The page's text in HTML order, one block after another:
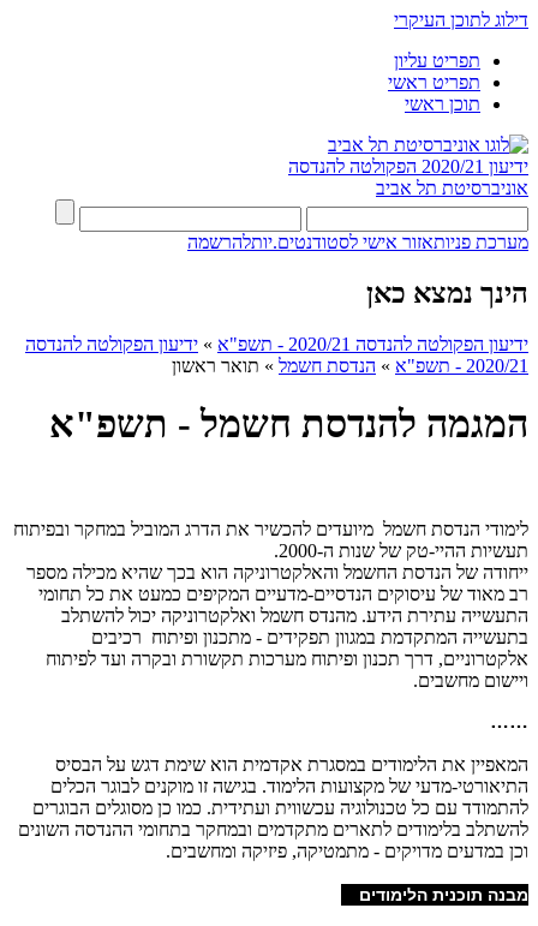
דילוג לתוכן העיקרי
תפריט עליון
תפריט ראשי
תוכן ראשי
ידיעון 2020/21
הפקולטה להנדסה
אוניברסיטת תל אביב
מערכת פניותאזור אישי לסטודנטים.יותלהרשמה
הינך נמצא כאן
ידיעון הפקולטה להנדסה 2020/21 - תשפ"א » ידיעון הפקולטה להנדסה
2020/21 - תשפ"א
» הנדסת חשמל » תואר ראשון
המגמה להנדסת חשמל - תשפ"א
לימודי הנדסת חשמל מיועדים להכשיר את הדרג המוביל במחקר ובפיתוח
תעשיות ההיי-טק של שנות ה-2000.
ייחודה של הנדסת החשמל והאלקטרוניקה הוא בכך שהיא מכילה מספר
רב מאוד של עיסוקים הנדסיים-מדעיים המקיפים כמעט את כל תחומי
התעשייה עתירת הידע. מהנדס חשמל ואלקטרוניקה יכול להשתלב
בתעשייה המתקדמת במגוון תפקידים - מתכנון ופיתוח רכיבים
אלקטרוניים, דרך תכנון ופיתוח מערכות תקשורת ובקרה ועד לפיתוח
ויישום מחשבים.
……
​המאפיין את הלימודים במסגרת אקדמית הוא שימת דגש על הבסיס
התיאורטי-מדעי של מקצועות הלימוד. בגישה זו מוקנים לבוגר הכלים
להתמודד עם כל טכנולוגיה עכשווית ועתידית. כמו כן מסוגלים הבוגרים
להשתלב בלימודים לתארים מתקדמים ובמחקר בתחומי ההנדסה השונים
וכן במדעים מדויקים - מתמטיקה, פיזיקה ומחשבים.
מבנה תוכנית הלימודים